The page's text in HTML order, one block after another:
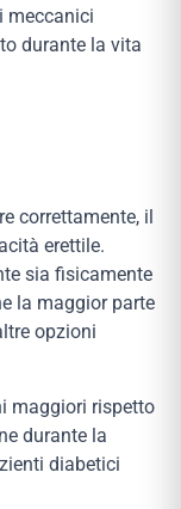
meccanici
durante la vita
correttamente, il
erettile.
sia fisicamente
la maggior parte
opzioni
maggiori rispetto
durante la
diabetici